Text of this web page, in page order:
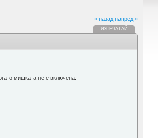
« назад напред »
ИЗПЕЧАТАЙ
мишката не е включена.